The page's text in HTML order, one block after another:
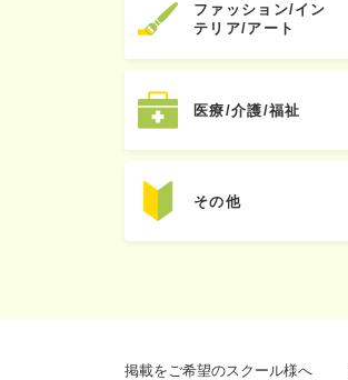
ファッション/イン
テリア/アート
医療/介護/福祉
その他
掲載をご希望のスクール様へ